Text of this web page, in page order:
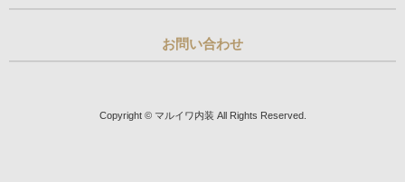
お問い合わせ
Copyright © マルイワ内装 All Rights Reserved.